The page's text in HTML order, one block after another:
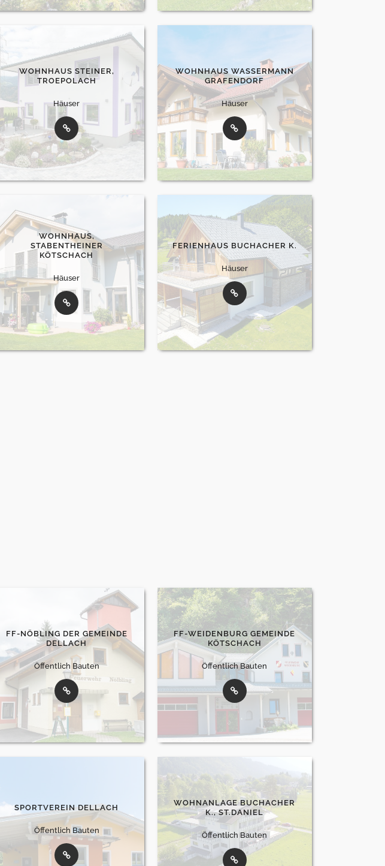
WOHNHAUS STEINER,
TROEPOLACH
Häuser
WOHNHAUS WASSERMANN
GRAFENDORF
Häuser
WOHNHAUS,
STABENTHEINER
KÖTSCHACH
Häuser
FERIENHAUS BUCHACHER K.
Häuser
FF-NÖBLING DER GEMEINDE
DELLACH
Öffentlich Bauten
FF-WEIDENBURG GEMEINDE
KÖTSCHACH
Öffentlich Bauten
SPORTVEREIN DELLACH
Öffentlich Bauten
WOHNANLAGE BUCHACHER
K., ST.DANIEL
Öffentlich Bauten